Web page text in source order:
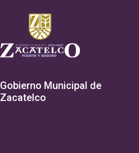
Gobierno Municipal de
Zacatelco